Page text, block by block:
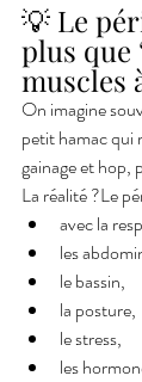
💡 Le
plus que
muscles
On imagine
petit hamac qui
gainage et hop,
La réalité ?Le
avec la
les
le bassin,
la posture,
le stress,
les